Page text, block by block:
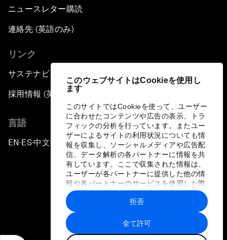
このウェブサイトはCookieを使用し
ます
このサイトではCookieを使って、ユーザー
に合わせたコンテンツや広告の表示、トラ
フィックの分析を行っています。またユー
ザーによるサイトの利用状況についても情
報を収集し、ソーシャルメディアや広告配
信、データ解析の各パートナーに情報を共
有しています。ここで収集された情報は、
ユーザーが各パートナーに提供した他の情
報や各パートナーのサービスを使用した際
に収集された情報と組み合わされ、各パー
トナーによって使用されることがありま
す。
全て許可
拒否
ニュースレター購読
連絡先 (英語のみ)
リンク
サステナビリティへの取り組み
採用情報 (英語のみ)
言語
EN ▪ES▪中文▪ 日本語
プライバシーポリシーと利用規約
サイトマップ